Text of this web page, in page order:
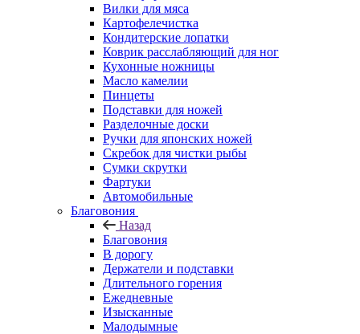
Вилки для мяса
Картофелечистка
Кондитерские лопатки
Коврик расслабляющий для ног
Кухонные ножницы
Масло камелии
Пинцеты
Подставки для ножей
Разделочные доски
Ручки для японских ножей
Скребок для чистки рыбы
Сумки скрутки
Фартуки
Автомобильные
Благовония
Назад
Благовония
В дорогу
Держатели и подставки
Длительного горения
Ежедневные
Изысканные
Малодымные